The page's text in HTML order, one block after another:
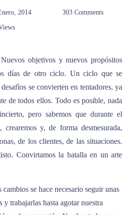
2014 303 Comments
objetivos y nuevos propósitos
días de otro ciclo. Un ciclo que se
se convierten en tentadores, ya
de todos ellos. Todo es posible, nada
pero sabemos que durante el
crearemos y, de forma desmesurada,
de los clientes, de las situaciones.
Convirtamos la batalla en un arte
se hace necesario seguir unas
y trabajarlas hasta agotar nuestra